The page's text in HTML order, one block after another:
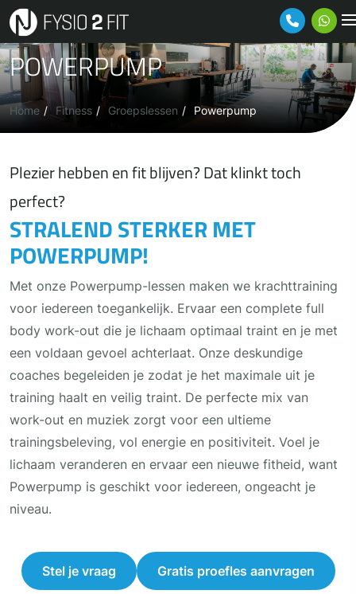
Ga naar de inhoud
POWERPUMP
Home Fitness Groepslessen Powerpump
Plezier hebben en fit blijven? Dat klinkt toch
perfect?
STRALEND STERKER MET
POWERPUMP!
Met onze Powerpump-lessen maken we krachttraining
voor iedereen toegankelijk. Ervaar een complete full
body work-out die je lichaam optimaal traint en je met
een voldaan gevoel achterlaat. Onze deskundige
coaches begeleiden je zodat je het maximale uit je
training haalt en veilig traint. De perfecte mix van
work-out en muziek zorgt voor een ultieme
trainingsbeleving, vol energie en positiviteit. Voel je
lichaam veranderen en ervaar een nieuwe fitheid, want
Powerpump is geschikt voor iedereen, ongeacht je
niveau.
Stel je vraag Gratis proefles aanvragen